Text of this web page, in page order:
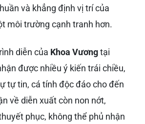
và khẳng định vị trí của
môi trường cạnh tranh hơn.
diễn của Khoa Vươngtại
được nhiều ý kiến trái chiều,
tự tin, cá tính độc đáo cho đến
về diễn xuất còn non nớt,
phục, không thể phủ nhận